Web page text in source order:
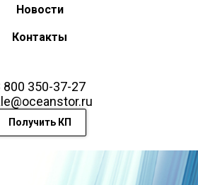
Новости
Контакты
800 350-37-27
Получить КП